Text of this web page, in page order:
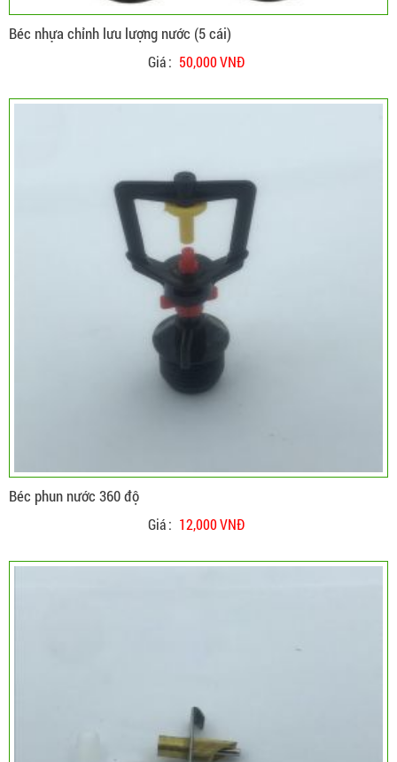
Béc nhựa chỉnh lưu lượng nước (5 cái)
Giá : 50,000 VNĐ
Béc phun nước 360 độ
Giá : 12,000 VNĐ